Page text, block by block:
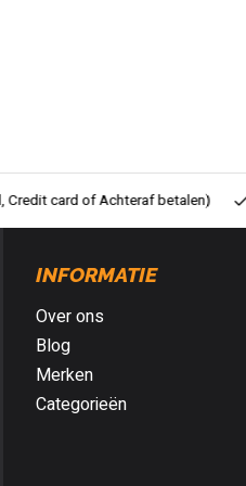
card of Achteraf betalen)
INFORMATIE
Over ons
Blog
Merken
Categorieën